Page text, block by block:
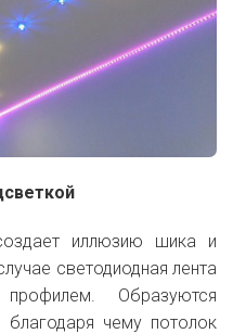
иллюзию шика и
светодиодная лента
Образуются
благодаря чему потолок